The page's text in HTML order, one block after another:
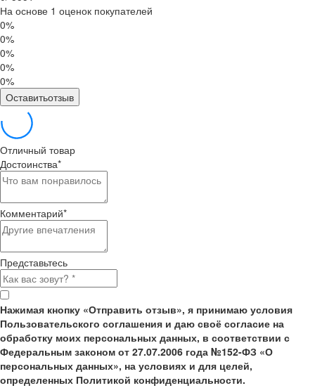
На основе 1 оценок покупателей
0%
0%
0%
0%
0%
Оставитьотзыв
Отличный товар
Достоинства*
Комментарий*
Представьтесь
Нажимая кнопку «Отправить отзыв», я принимаю условия
Пользовательского соглашения и даю своё согласие на
обработку моих персональных данных, в соответствии с
Федеральным законом от 27.07.2006 года №152-ФЗ «О
персональных данных», на условиях и для целей,
определенных Политикой конфиденциальности.